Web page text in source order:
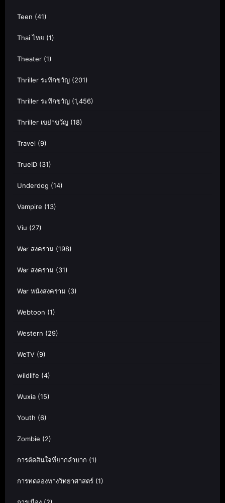
Teen (41)
Thai ไทย (1)
Theater (1)
Thriller ระทึกขวัญ (201)
Thriller ระทึกขวัญ (1,456)
Thriller เขย่าขวัญ (18)
Travel (9)
TrueID (31)
Underdog (14)
Vampire (13)
Viu (27)
War สงคราม (198)
War สงคราม (31)
War หนังสงคราม (3)
Webtoon (1)
Western (29)
WeTV (9)
wildlife (4)
Wuxia (15)
Youth (6)
Zombie (2)
การตัดสินใจที่ยากลำบาก (1)
การทดลองทางวิทยาศาสตร์ (1)